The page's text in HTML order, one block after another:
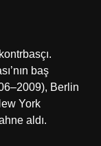
baş
Berlin
York
aldı.